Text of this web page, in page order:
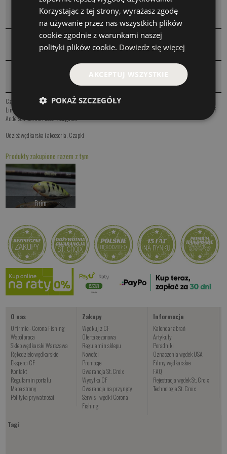
KOMENTARZE
WARTO DOKUPIĆ ❮
PRODUKTY PODOBNE ❮
Czapka St. Croix USA Cap, Czapka St. Croix Reeling Cap
Limit
Geoff
Anderson Merino Fleece Neckgaitor
Odzież wędkarska i akcesoria Czapki
Produkty zakupione razem z tym
Brim
Kup teraz >
O nas
O firmie - Corona Fishing
Współpraca
Sklep wędkarski Warszawa
Rękodzieło wędkarskie
Eksperci CF
Kontakt
Regulamin portalu
Mapa strony
Polityka prywatności
Zakupy
Wędkuj z CF
Oferta sezonowa
Regulamin sklepu
Nowości
Promocje
Gwarancja St. Croix
Wysyłka CF
Gwarancja na przynęty
Serwis - wędki Corona
Fishing
Informacje
Kalendarz brań
Artykuły
Poradniki
Oznaczenia wędek USA
Filmy wędkarskie
FAQ
Rejestracja wędek St. Croix
Technologia St. Croix
Tagi
Korzystając z tej strony, wyrażasz zgodę
na używanie przez nas wszystkich plików
cookie zgodnie z warunkami naszej
polityki plików cookie. Dowiedz się więcej
AKCEPTUJ WSZYSTKIE
POKAŻ SZCZEGÓŁY